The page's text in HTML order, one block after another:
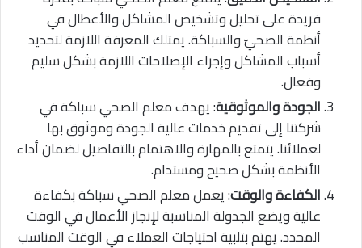
فريدة على تحليل وتشخيص المشاكل والأعطال في
أنظمة الصحيّ والسباكة. يمتلك المعرفة اللازمة لتحديد
أسباب المشاكل وإجراء الإصلاحات اللازمة بشكل سليم
وفعال.
الجودة والموثوقية: يهدف معلم الصحي سباكة في
شركتنا إلى تقديم خدمات عالية الجودة وموثوق بها
لعملائنا. يتمتع بالمهارة والاهتمام بالتفاصيل لضمان أداء
الأنظمة بشكل صحيح ومستدام.
الكفاءة والوقت: يعمل معلم الصحي سباكة بكفاءة
عالية ويضع الجدولة المناسبة لإنجاز الأعمال في الوقت
المحدد. يهتم بتلبية احتياجات العملاء في الوقت المناسب